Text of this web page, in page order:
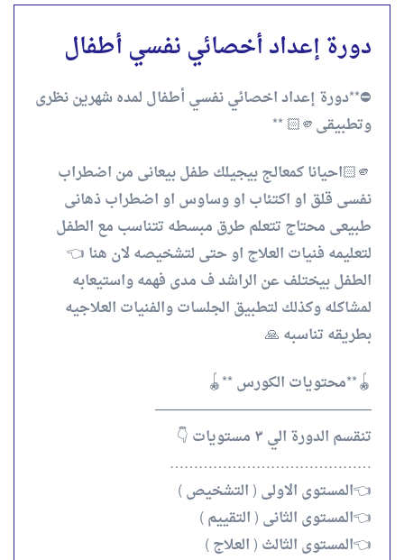
دورة إعداد أخصائي نفسي أطفال
⛔️**دورة إعداد اخصائي نفسي أطفال لمده شهرين نظرى
وتطبيقى🫵🏻 **
🫵🏻احيانا كمعالج بيجيلك طفل بيعانى من اضطراب
نفسى قلق او اكتئاب او وساوس او اضطراب ذهانى
طبيعى محتاج تتعلم طرق مبسطه تتناسب مع الطفل
لتعليمه فنيات العلاج او حتى لتشخيصه لان هنا 👈
الطفل بيختلف عن الراشد ف مدى فهمه واستيعابه
لمشاكله وكذلك لتطبيق الجلسات والفنيات العلاجيه
بطريقه تناسبه 🙏
🪀**محتويات الكورس **🪀
———————————————
تنقسم الدورة الي ٣ مستويات 👇
……………………………………
👈المستوى الاولى ( التشخيص )
👈المستوى الثانى ( التقييم )
👈المستوى الثالث ( العلاج )